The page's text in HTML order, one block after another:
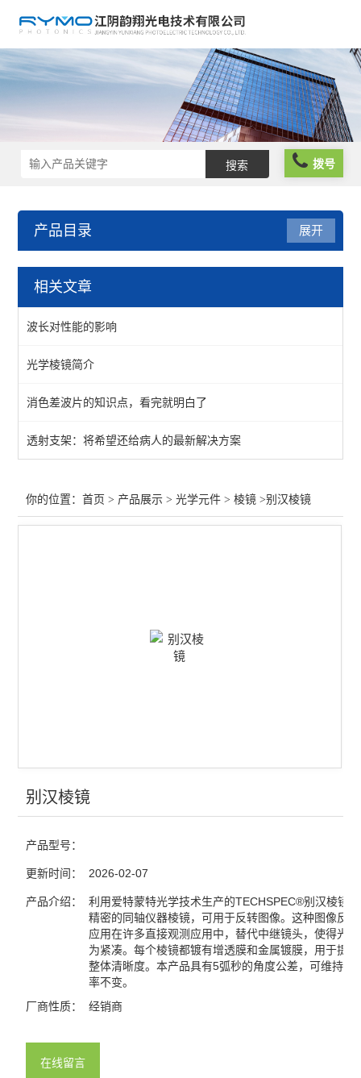
拨号
产品目录
光学元件
过滤片
笼板
滤光片
窗口片
反射镜
展开
相关文章
波长对性能的影响
光学棱镜简介
消色差波片的知识点，看完就明白了
透射支架：将希望还给病人的最新解决方案
你的位置：首页 > 产品展示 >光学元件 >棱镜 >别汉棱镜
别汉棱镜
产品型号：
更新时间： 2026-02-07
产品介绍：
利用爱特蒙特光学技术生产的TECHSPEC®别汉棱镜
精密的同轴仪器棱镜，可用于反转图像。这种图像反
应用在许多直接观测应用中，替代中继镜头，使得光
为紧凑。每个棱镜都镀有增透膜和金属镀膜，用于提
整体清晰度。本产品具有5弧秒的角度公差，可维持图
率不变。
厂商性质：
经销商
在线留言